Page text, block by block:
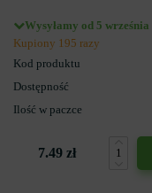
Wysyłamy od 5 września
Kupiony 195 razy
Kod produktu
Dostępność
Ilość w paczce
7.49 zł